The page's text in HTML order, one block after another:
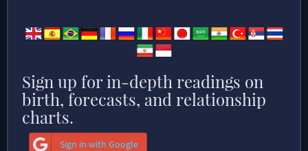
Sign up for in-depth readings on
birth, forecasts, and relationship
charts.
Sign in with Google